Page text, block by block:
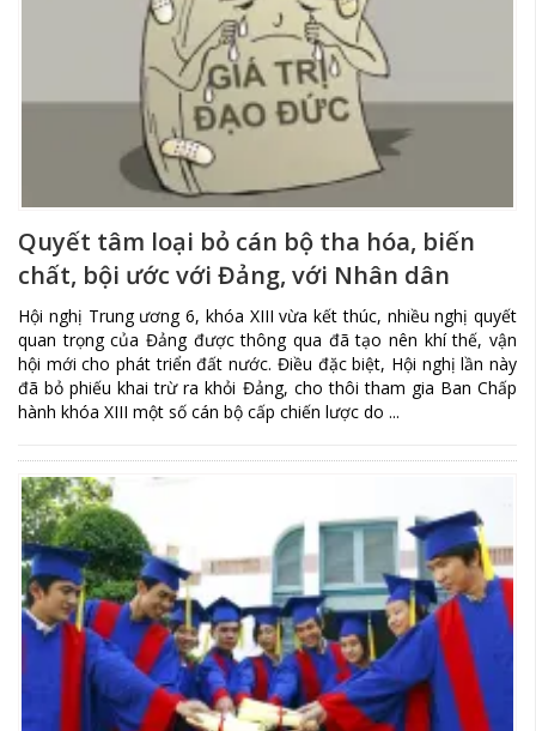
Quyết tâm loại bỏ cán bộ tha hóa, biến
chất, bội ước với Đảng, với Nhân dân
Hội nghị Trung ương 6, khóa XIII vừa kết thúc, nhiều nghị quyết
quan trọng của Đảng được thông qua đã tạo nên khí thế, vận
hội mới cho phát triển đất nước. Điều đặc biệt, Hội nghị lần này
đã bỏ phiếu khai trừ ra khỏi Đảng, cho thôi tham gia Ban Chấp
hành khóa XIII một số cán bộ cấp chiến lược do ...